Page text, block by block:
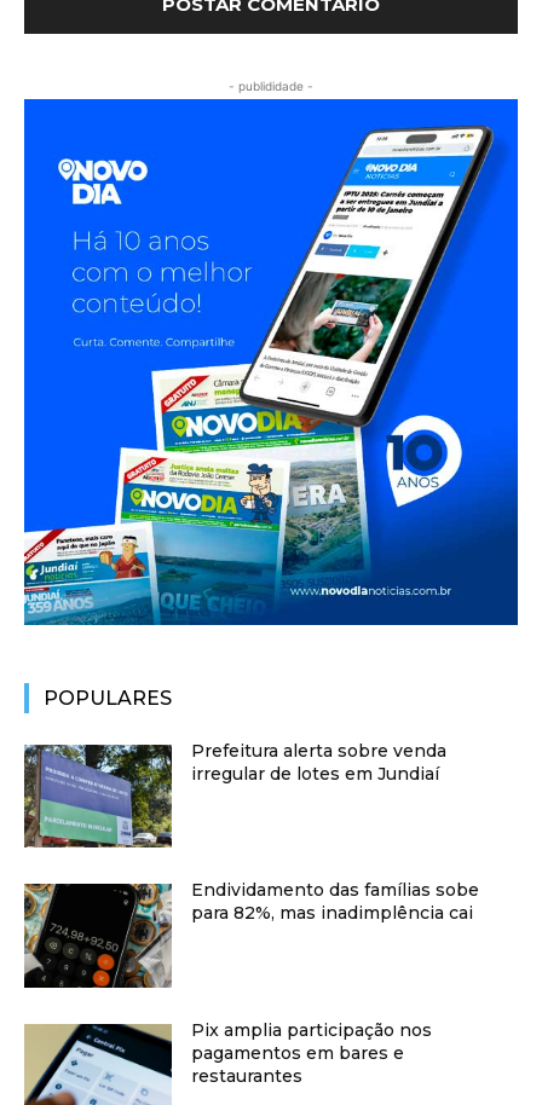
- publididade -
POPULARES
Prefeitura alerta sobre venda
irregular de lotes em Jundiaí
Endividamento das famílias sobe
para 82%, mas inadimplência cai
Pix amplia participação nos
pagamentos em bares e
restaurantes